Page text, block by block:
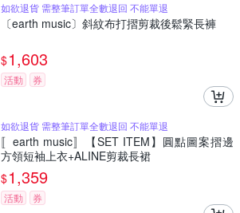
如欲退貨 需整筆訂單全數退回 不能單退
〔earth music〕斜紋布打摺剪裁後鬆緊長褲
$1,603
活動 券
如欲退貨 需整筆訂單全數退回 不能單退
〚earth music〛【SET ITEM】圓點圖案摺邊
方領短袖上衣+ALINE剪裁長裙
$1,359
活動 券